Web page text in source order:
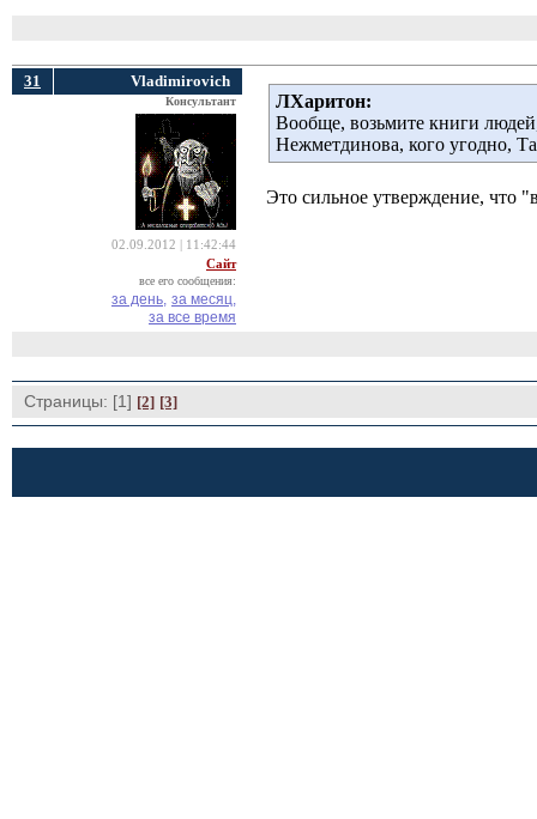
31 Vladimirovich
Консультант
02.09.2012 | 11:42:44
Сайт
все его сообщения:
за день, за месяц,
за все время
ЛХаритон:
Вообще, возьмите книги
Нежметдинова, кого угодно,
Это сильное утверждение, что
Страницы: [1] [2] [3]